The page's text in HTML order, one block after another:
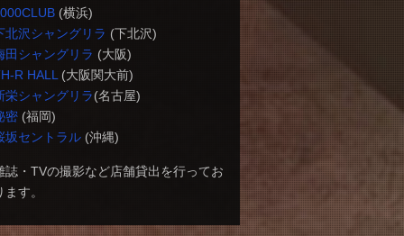
(横浜)
北沢シャングリラ (下北沢)
田シャングリラ (大阪)
R HALL (大阪関大前)
栄シャングリラ(名古屋)
密(福岡)
坂セントラル(沖縄)
誌・TVの撮影など店舗貸出を行ってお
ます。